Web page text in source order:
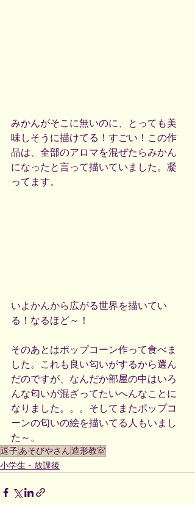
みかんがそこに無いのに、とっても美
味しそうに描けてる！すごい！この作
品は、全部のアロマを混ぜたらみかん
になったと言って描いていました。凝
ってます。
いよかんから広がる世界を描いてい
る！なるほど～！
そのあとはポップコーン作って食べま
した。これも良い匂いがするから選ん
だのですが、なんだか部屋の中はいろ
んな匂いが混ざってたいへんなことに
なりました。。。そしてまたポップコ
ーンの匂いの絵を描いてる人もいまし
た～。
逗子あそびやさん造形教室
小学生・放課後